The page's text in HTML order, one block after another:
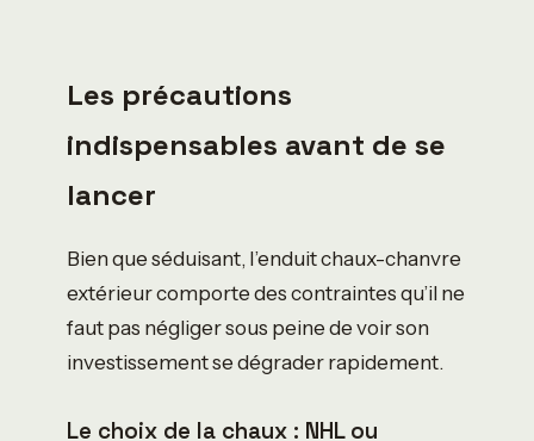
Les précautions
indispensables avant de se
lancer
Bien que séduisant, l’enduit chaux-chanvre
extérieur comporte des contraintes qu’il ne
faut pas négliger sous peine de voir son
investissement se dégrader rapidement.
Le choix de la chaux : NHL ou